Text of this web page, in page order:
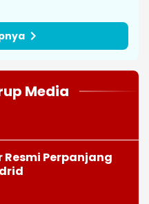
Media
Perpanjang